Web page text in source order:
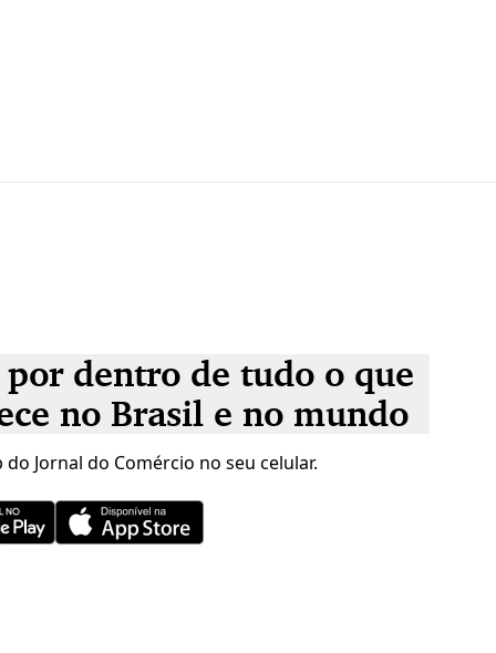
dentro de tudo o que
no Brasil e no mundo
do Jornal do Comércio no seu celular.